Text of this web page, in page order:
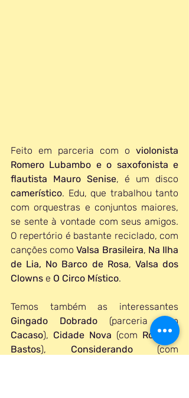
Feito em parceria com o violonista
Romero Lubambo e o saxofonista e
flautista Mauro Senise
camerístico. Edu, que trabalhou tanto
com orquestras e conjuntos maiores,
se sente à vontade com seus amigos.
O repertório é bastante reciclado, com
canções como Valsa Brasileira, Na Ilha
de Lia, No Barco de Rosa, Valsa dos
Clowns e O Circo Místico.
Gingado Dobrado
Cacaso), Cidade Nova (com Ronaldo
Bastos), Considerando